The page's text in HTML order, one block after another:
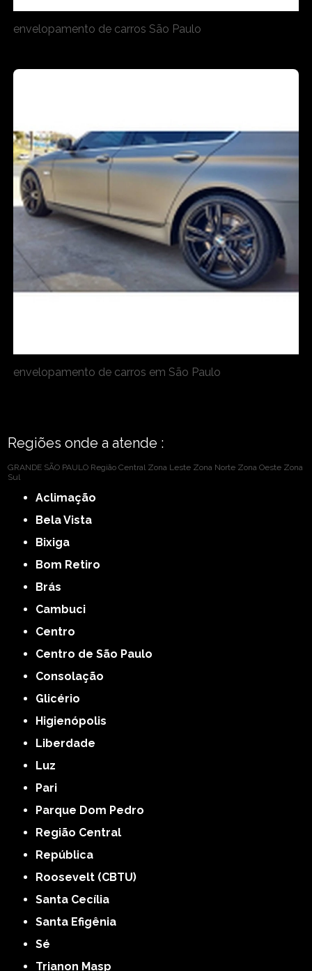
envelopamento de carros São Paulo
envelopamento de carros em São Paulo
Regiões onde a atende :
GRANDE SÃO PAULO Região Central Zona Leste Zona Norte Zona Oeste Zona
Sul
Aclimação
Bela Vista
Bixiga
Bom Retiro
Brás
Cambuci
Centro
Centro de São Paulo
Consolação
Glicério
Higienópolis
Liberdade
Luz
Pari
Parque Dom Pedro
Região Central
República
Roosevelt (CBTU)
Santa Cecília
Santa Efigênia
Sé
Trianon Masp